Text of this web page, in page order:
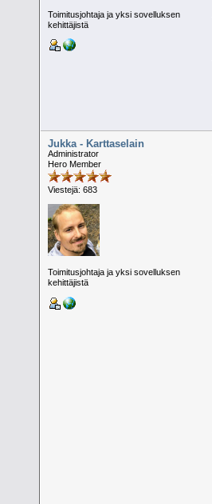
Toimitusjohtaja ja yksi sovelluksen
kehittäjistä
Jukka - Karttaselain
Administrator
Hero Member
Viestejä: 683
Toimitusjohtaja ja yksi sovelluksen
kehittäjistä